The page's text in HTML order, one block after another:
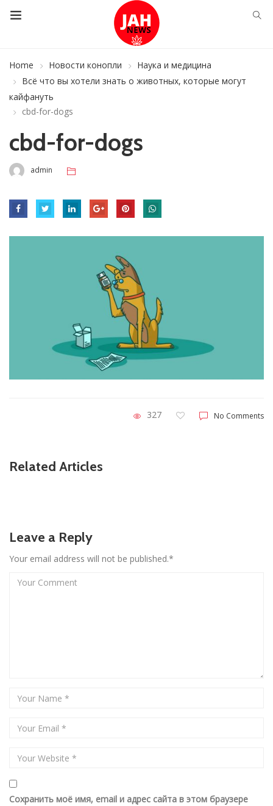
Home Новости конопли
Наука и медицина
Всё что вы хотели знать о животных, которые могут
кайфануть
cbd-for-dogs
cbd-for-dogs
admin
327 No Comments
Related Articles
Leave a Reply
Your email address will not be published.*
Сохранить моё имя, email и адрес сайта в этом браузере